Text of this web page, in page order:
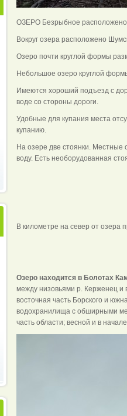
ОЗЕРО Безрыбное расположено
Вокруг озера расположено
Озеро почти круглой формы
Небольшое озеро круглой
Имеются хороший подъезд с
воде со стороны дороги.
Удобные для купания места
купанию.
На озере две стоянки. Местные
воду. Есть необорудованная
В километре на север от озера
Озеро находится в Болотах
между низовьями р. Керженец и
восточная часть Борского и
водохранилища с обширными
часть области; весной и в